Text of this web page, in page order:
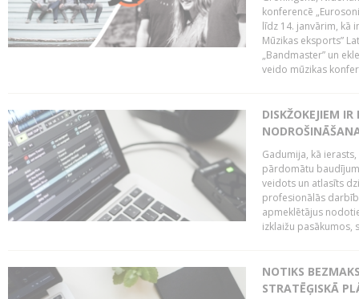
konferencē
līdz 14. janvārim, kā
Mūzikas eksports”
„Bandmaster” un
veido mūzikas
DISKŽOKEJIEM
Gadumija, kā
pārdomātu
veidots un atlasīts
profesionālās
apmeklētājus
izklaižu pasākumos,
NOTIKS
STRATĒĢISKĀ